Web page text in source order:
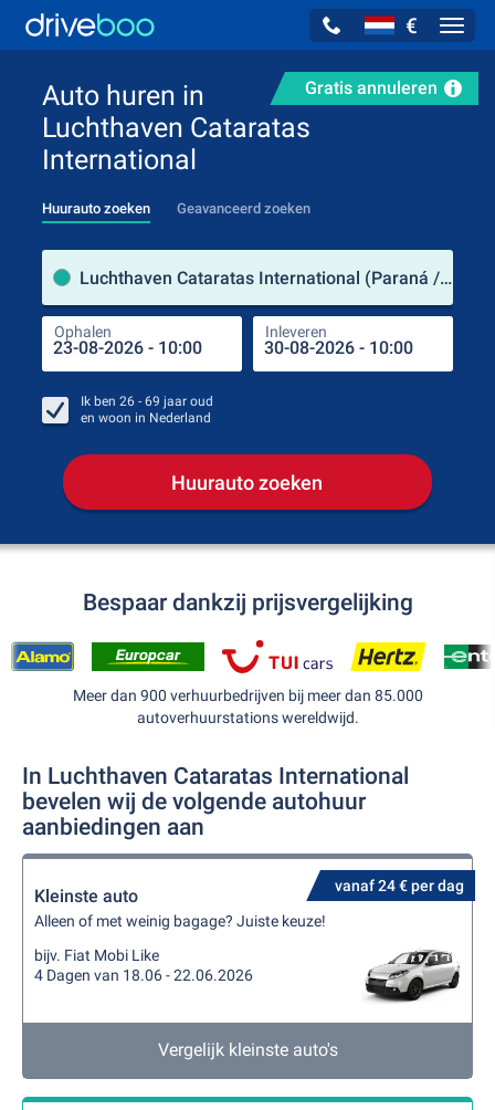
€
Gratis annuleren
Auto huren in
Luchthaven Cataratas
International
Huurauto zoeken Geavanceerd zoeken
Luchthaven Cataratas International (Paraná / Argentinië)
Ophalen Inleveren
Ik ben 26 - 69 jaar oud
en woon in Nederland
Huurauto zoeken
Bespaar dankzij prijsvergelijking
Meer dan 900 verhuurbedrijven bij meer dan 85.000
autoverhuurstations wereldwijd.
In Luchthaven Cataratas International
bevelen wij de volgende autohuur
aanbiedingen aan
vanaf 24 € per dag
Kleinste auto
Alleen of met weinig bagage? Juiste keuze!
bijv. Fiat Mobi Like
4 Dagen van 18.06 - 22.06.2026
Vergelijk kleinste auto's